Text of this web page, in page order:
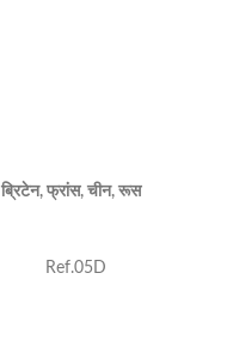
ब्रिटेन, फ्रांस, चीन, रूस
होंगे। Ref.05D